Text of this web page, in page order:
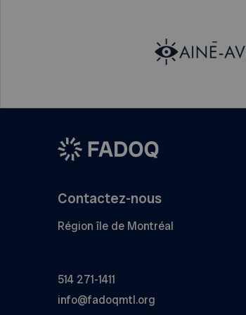
Contactez-nous
Région île de Montréal
514 271-1411
info@fadoqmtl.org